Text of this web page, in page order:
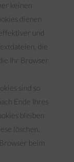
keinen
dienen
und
die
Ihr Browser
sind so
Ende Ihres
bleiben
löschen.
beim